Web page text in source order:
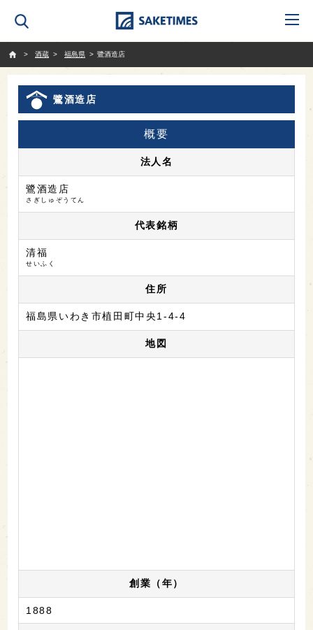
酒蔵
福島県 鷺酒造店
鷺酒造店
概要
法人名
鷺酒造店
さぎしゅぞうてん
代表銘柄
清福
せいふく
住所
福島県いわき市植田町中央1-4-4
地図
創業（年）
1888